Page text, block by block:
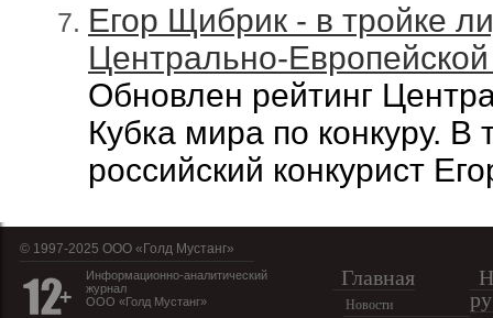
Егор Щибрик - в тройке
Центрально-
Обновлен рейтинг
Кубка мира по конкуру. В
российский конкурист
© 1997-2025 OOO «Голд Мустанг»
Информационно-аналитический
журнал
ООО «Голд Мустанг»
Главная
Новости